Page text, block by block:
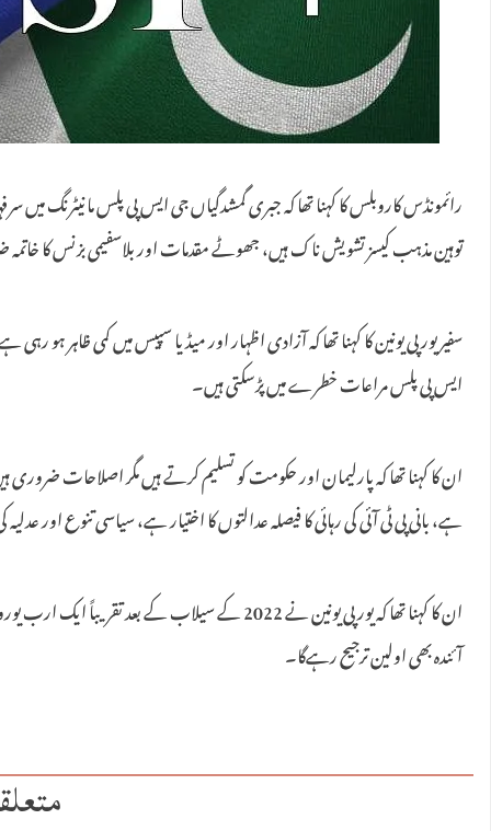
رائمونڈس کاروبلس کا کہنا تھا کہ جبری گمشدگیاں جی ایس پی پلس مانیٹرنگ میں
توہین مذہب کیسز تشویش ناک ہیں، جھوٹے مقدمات اور بلاسفیمی بزنس کا
سفیریورپی یونین کا کہنا تھا کہ آزادی اظہار اور میڈیا سپیس میں کمی ظاہر ہو
ایس پی پلس مراعات خطرے میں پڑسکتی ہیں۔
ان کا کہنا تھا کہ پارلیمان اور حکومت کو تسلیم کرتے ہیں مگر اصلاحات ضروری
ہے، بانی پی ٹی آئی کی رہائی کا فیصلہ عدالتوں کا اختیار ہے، سیاسی تنوع اور
ان کا کہنا تھا کہ یورپی یونین نے 2022 کے سیلاب کے بعد
آئندہ بھی اولین ترجیح رہےگا۔